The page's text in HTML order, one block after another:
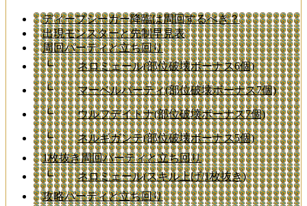
ディープシーカー降臨は周回するべき？
出現モンスターと先制早見表
周回パーティと立ち回り
┗
ネロミェール(部位破壊ボーナス6個)
┗ マーベルパーティ(部位破壊ボーナス7個)
┗ ウルフデイトナ(部位破壊ボーナス7個)
┗
ネルギガンテ(部位破壊ボーナス5個)
1枚抜き周回パーティと立ち回り
┗
ネロミェール(スキル上げ/1枚抜き)
攻略パーティと立ち回り